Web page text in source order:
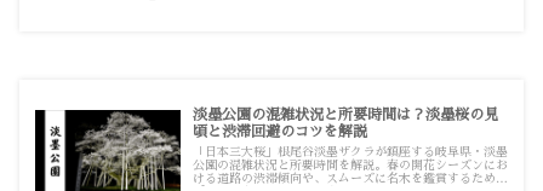
淡墨公園の混雑状況と所要時間は？淡墨桜の見
頃と渋滞回避のコツを解説
「日本三大桜」根尾谷淡墨ザクラが鎮座する岐阜県・淡墨
公園の混雑状況と所要時間を解説。春の開花シーズンにお
ける道路の渋滞傾向や、スムーズに名木を鑑賞するための